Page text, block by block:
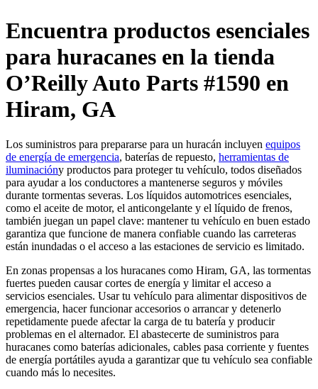
Encuentra productos esenciales
para huracanes en la tienda
O’Reilly Auto Parts #1590 en
Hiram, GA
Los suministros para prepararse para un huracán incluyen equipos
de energía de emergencia, baterías de repuesto, herramientas de
iluminacióny productos para proteger tu vehículo, todos diseñados
para ayudar a los conductores a mantenerse seguros y móviles
durante tormentas severas. Los líquidos automotrices esenciales,
como el aceite de motor, el anticongelante y el líquido de frenos,
también juegan un papel clave: mantener tu vehículo en buen estado
garantiza que funcione de manera confiable cuando las carreteras
están inundadas o el acceso a las estaciones de servicio es limitado.
En zonas propensas a los huracanes como Hiram, GA, las tormentas
fuertes pueden causar cortes de energía y limitar el acceso a
servicios esenciales. Usar tu vehículo para alimentar dispositivos de
emergencia, hacer funcionar accesorios o arrancar y detenerlo
repetidamente puede afectar la carga de tu batería y producir
problemas en el alternador. El abastecerte de suministros para
huracanes como baterías adicionales, cables pasa corriente y fuentes
de energía portátiles ayuda a garantizar que tu vehículo sea confiable
cuando más lo necesites.